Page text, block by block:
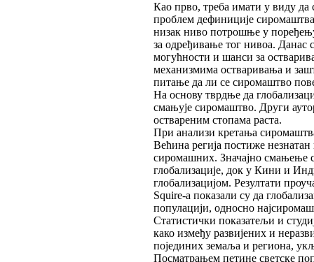
Као прво, треба имати у виду да
проблем дефиниције
низак ниво потрошње у
за одређивање тог нивоа. Данас
могућности и шанси за
механизмима остваривања и
питање да ли се сиромаштво
На основу тврдње да
смањује сиромаштво. Други
оствареним стопама раста.
При анализи кретања
Већина регија постиже
сиромашних. Значајно смањење
глобализације, док у Кини и
глобализацијом. Резултати
Squire-а показали су да
популацији, односно
Статистички показатељи и
како између развијених и
појединих земаља и региона,
Посматрањем петине светске